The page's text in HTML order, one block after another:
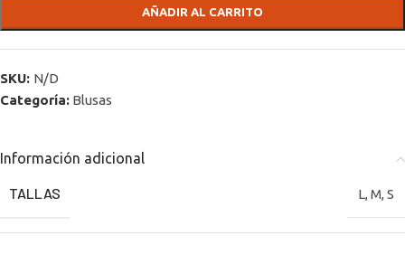
AÑADIR AL CARRITO
SKU: N/D
Categoría: Blusas
Información adicional
TALLAS L, M, S